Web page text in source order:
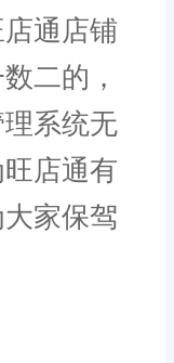
通店铺
二的，
系统无
店通有
家保驾